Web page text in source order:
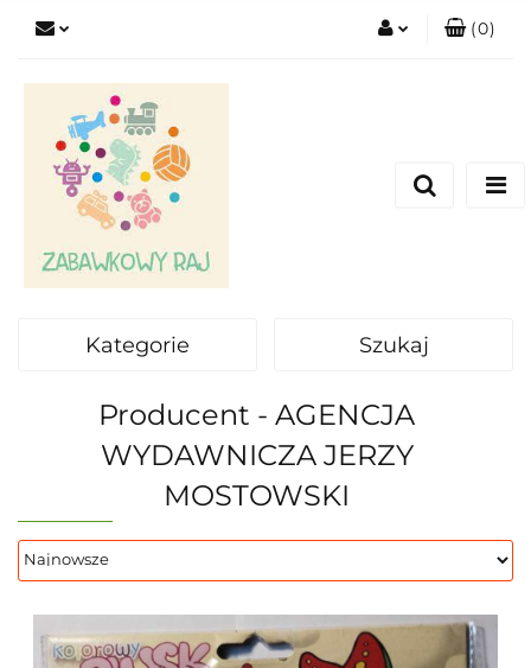
(0)
Kategorie Szukaj
Producent - AGENCJA
WYDAWNICZA JERZY
MOSTOWSKI